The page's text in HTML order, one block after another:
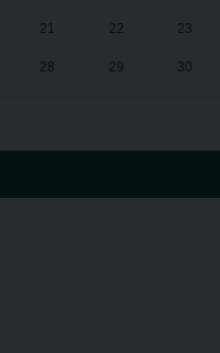
21 22 23
28 29 30